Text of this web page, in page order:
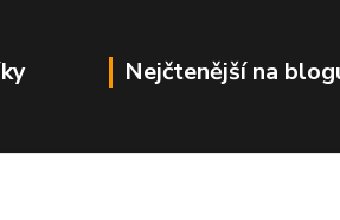
Nejčtenější na